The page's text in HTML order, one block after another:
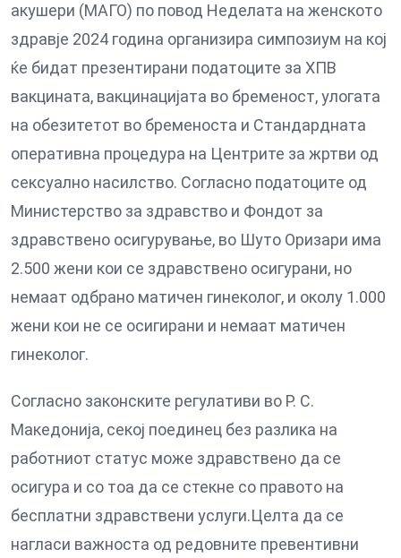
акушери (МАГО) по повод Неделата на женското
здравје 2024 година организира симпозиум на кој
ќе бидат презентирани податоците за ХПВ
вакцината, вакцинацијата во бременост, улогата
на обезитетот во бременоста и Стандардната
оперативна процедура на Центрите за жртви од
сексуално насилство. Согласно податоците од
Министерство за здравство и Фондот за
здравствено осигурување, во Шуто Оризари има
2.500 жени кои се здравствено осигурани, но
немаат одбрано матичен гинеколог, и околу 1.000
жени кои не се осигирани и немаат матичен
гинеколог.
Согласно законските регулативи во Р. С.
Македонија, секој поединец без разлика на
работниот статус може здравствено да се
осигура и со тоа да се стекне со правото на
бесплатни здравствени услуги.Целта да се
нагласи важноста од редовните превентивни